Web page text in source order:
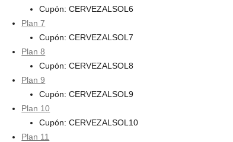
Cupón: CERVEZALSOL6
Plan 7
Cupón: CERVEZALSOL7
Plan 8
Cupón: CERVEZALSOL8
Plan 9
Cupón: CERVEZALSOL9
Plan 10
Cupón: CERVEZALSOL10
Plan 11